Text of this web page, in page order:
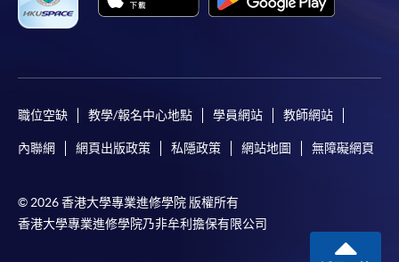
職位空缺 教學/報名中心地點 學員網站 教師網站
內聯網 網頁出版政策 私隱政策 網站地圖 無障礙網頁
© 2026 香港大學專業進修學院 版權所有
香港大學專業進修學院乃非牟利擔保有限公司